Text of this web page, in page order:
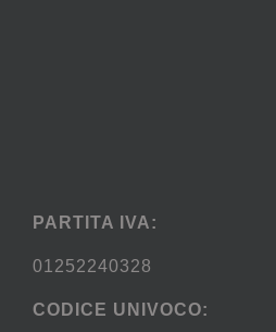
PARTITA IVA:
01252240328
CODICE UNIVOCO: